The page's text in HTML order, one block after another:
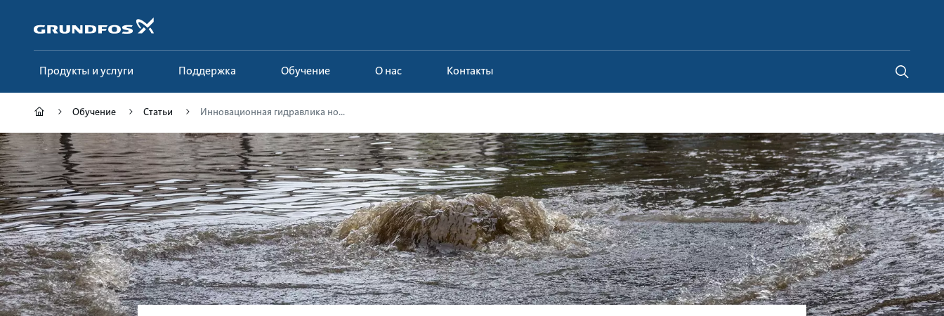
основному
контенту
Продукты и услуги Поддержка Обучение О нас Контакты
Обучение Статьи Инновационная гидравлика но...